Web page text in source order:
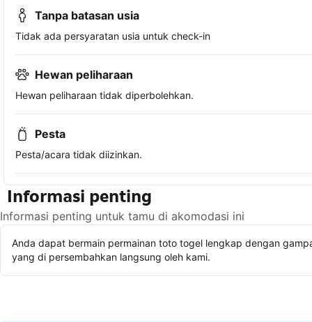
Tanpa batasan usia
Tidak ada persyaratan usia untuk check-in
Hewan peliharaan
Hewan peliharaan tidak diperbolehkan.
Pesta
Pesta/acara tidak diizinkan.
Informasi penting
Informasi penting untuk tamu di akomodasi ini
Anda dapat bermain permainan toto togel lengkap dengan
yang di persembahkan langsung oleh kami.